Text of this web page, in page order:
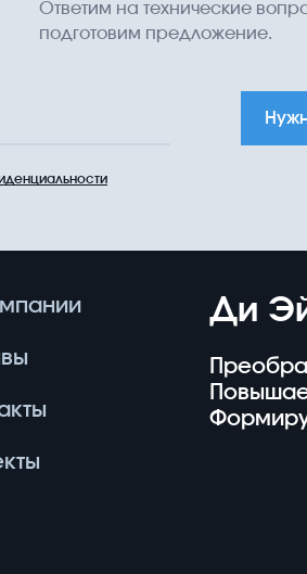
Ответим на технические
подготовим предложение.
Ди